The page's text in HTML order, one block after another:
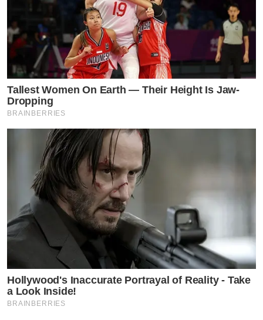
Tallest Women On Earth — Their Height Is Jaw-
Dropping
BRAINBERRIES
Hollywood's Inaccurate Portrayal of Reality - Take
a Look Inside!
BRAINBERRIES